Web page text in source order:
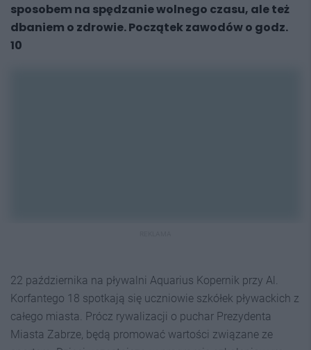
sposobem na spędzanie wolnego czasu, ale też
dbaniem o zdrowie. Początek zawodów o godz.
10
22 października na pływalni Aquarius Kopernik przy Al.
Korfantego 18 spotkają się uczniowie szkółek pływackich z
całego miasta. Prócz rywalizacji o puchar Prezydenta
Miasta Zabrze, będą promować wartości związane ze